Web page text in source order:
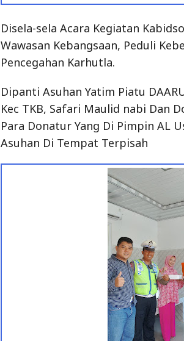
Disela-sela Acara Kegiatan
Wawasan Kebangsaan, Peduli
Pencegahan Karhutla.
Dipanti Asuhan Yatim Piatu
Kec TKB, Safari Maulid nabi Dan
Para Donatur Yang Di Pimpin AL
Asuhan Di Tempat Terpisah